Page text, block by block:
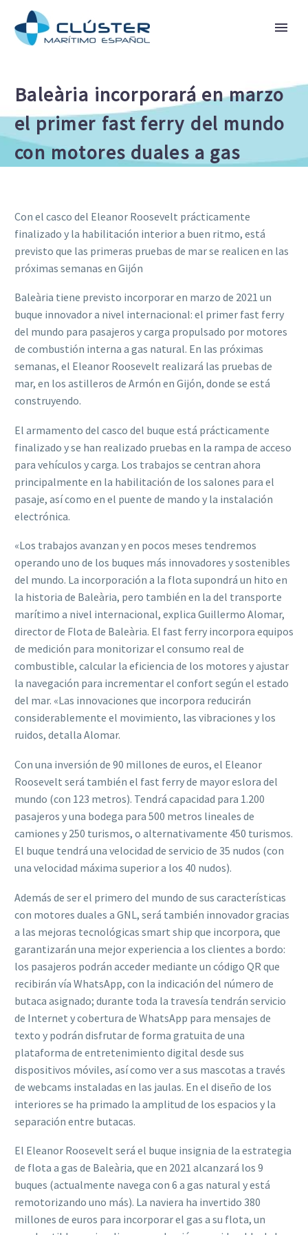
Baleària incorporará en marzo
el primer fast ferry del mundo
con motores duales a gas
Con el casco del Eleanor Roosevelt prácticamente
finalizado y la habilitación interior a buen ritmo, está
previsto que las primeras pruebas de mar se realicen en las
próximas semanas en Gijón
Baleària tiene previsto incorporar en marzo de 2021 un
buque innovador a nivel internacional: el primer fast ferry
del mundo para pasajeros y carga propulsado por motores
de combustión interna a gas natural. En las próximas
semanas, el Eleanor Roosevelt realizará las pruebas de
mar, en los astilleros de Armón en Gijón, donde se está
construyendo.
El armamento del casco del buque está prácticamente
finalizado y se han realizado pruebas en la rampa de acceso
para vehículos y carga. Los trabajos se centran ahora
principalmente en la habilitación de los salones para el
pasaje, así como en el puente de mando y la instalación
electrónica.
«Los trabajos avanzan y en pocos meses tendremos
operando uno de los buques más innovadores y sostenibles
del mundo. La incorporación a la flota supondrá un hito en
la historia de Baleària, pero también en la del transporte
marítimo a nivel internacional, explica Guillermo Alomar,
director de Flota de Baleària. El fast ferry incorpora equipos
de medición para monitorizar el consumo real de
combustible, calcular la eficiencia de los motores y ajustar
la navegación para incrementar el confort según el estado
del mar. «Las innovaciones que incorpora reducirán
considerablemente el movimiento, las vibraciones y los
ruidos, detalla Alomar.
Con una inversión de 90 millones de euros, el Eleanor
Roosevelt será también el fast ferry de mayor eslora del
mundo (con 123 metros). Tendrá capacidad para 1.200
pasajeros y una bodega para 500 metros lineales de
camiones y 250 turismos, o alternativamente 450 turismos.
El buque tendrá una velocidad de servicio de 35 nudos (con
una velocidad máxima superior a los 40 nudos).
Además de ser el primero del mundo de sus características
con motores duales a GNL, será también innovador gracias
a las mejoras tecnológicas smart ship que incorpora, que
garantizarán una mejor experiencia a los clientes a bordo:
los pasajeros podrán acceder mediante un código QR que
recibirán vía WhatsApp, con la indicación del número de
butaca asignado; durante toda la travesía tendrán servicio
de Internet y cobertura de WhatsApp para mensajes de
texto y podrán disfrutar de forma gratuita de una
plataforma de entretenimiento digital desde sus
dispositivos móviles, así como ver a sus mascotas a través
de webcams instaladas en las jaulas. En el diseño de los
interiores se ha primado la amplitud de los espacios y la
separación entre butacas.
El Eleanor Roosevelt será el buque insignia de la estrategia
de flota a gas de Baleària, que en 2021 alcanzará los 9
buques (actualmente navega con 6 a gas natural y está
remotorizando uno más). La naviera ha invertido 380
millones de euros para incorporar el gas a su flota, un